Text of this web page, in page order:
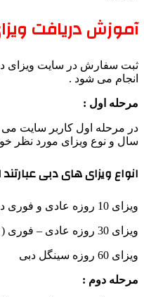
آموزش دریافت
انجام می شود .
مرحله اول :
سال و نوع ویزای مورد نظر خود
انواع ویزای های دبی عبارتند
ویزای 10 روزه عادی و فوری دبی
ویزای 30 روزه عادی – فوری ( سینگل و مولتی ) دبی
ویزای 60 روزه سینگل دبی
مرحله دوم :